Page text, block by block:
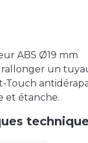
ABS Ø19 mm
un
Touch
et étanche.